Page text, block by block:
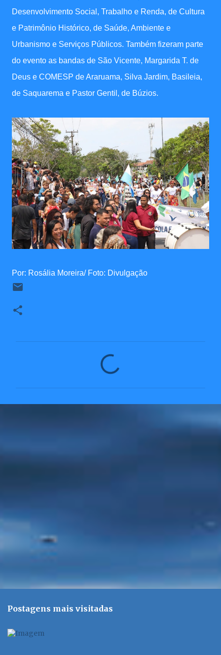
Desenvolvimento Social, Trabalho e Renda, de Cultura
e Patrimônio Histórico, de Saúde, Ambiente e
Urbanismo e Serviços Públicos. Também fizeram parte
do evento as bandas de São Vicente, Margarida T. de
Deus e COMESP de Araruama, Silva Jardim, Basileia,
de Saquarema e Pastor Gentil, de Búzios.
Por: Rosália Moreira/ Foto: Divulgação
Postagens mais visitadas